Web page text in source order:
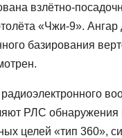
взлётно-
«Чжи-9». Ангар
базирования
РЛС обнаружения
целей «тип 360»,